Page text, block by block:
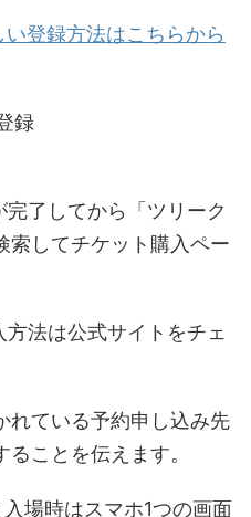
登録方法はこちらから
録
完了してから「ツリーク
索してチケット購入ペー
法は公式サイトをチェ
れている予約申し込み先
ことを伝えます。
場時はスマホ1つの画面